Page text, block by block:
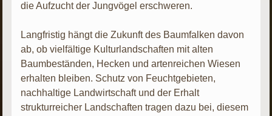
die Aufzucht der Jungvögel erschweren.
Langfristig hängt die Zukunft des Baumfalken davon
ab, ob vielfältige Kulturlandschaften mit alten
Baumbeständen, Hecken und artenreichen Wiesen
erhalten bleiben. Schutz von Feuchtgebieten,
nachhaltige Landwirtschaft und der Erhalt
strukturreicher Landschaften tragen dazu bei, diesem